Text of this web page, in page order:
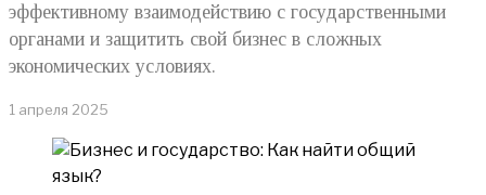
эффективному взаимодействию с государственными
органами и защитить свой бизнес в сложных
экономических условиях.
1 апреля 2025